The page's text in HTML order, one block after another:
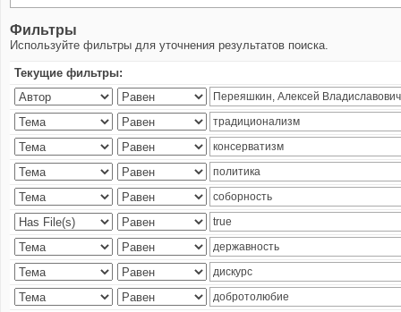
Фильтры
Используйте фильтры для уточнения результатов поиска.
Текущие фильтры: